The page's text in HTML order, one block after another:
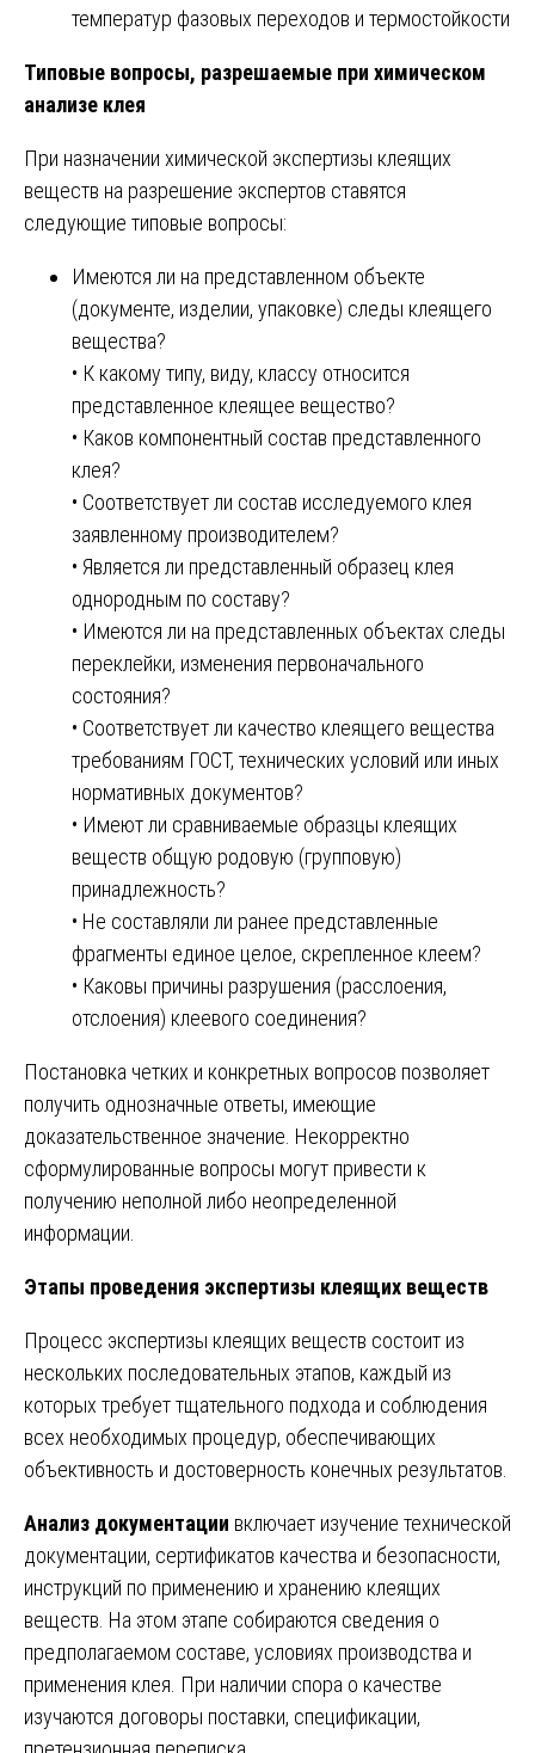
температур фазовых переходов и термостойкости
Типовые вопросы, разрешаемые при химическом
анализе клея
При назначении химической экспертизы клеящих
веществ на разрешение экспертов ставятся
следующие типовые вопросы:
Имеются ли на представленном объекте
(документе, изделии, упаковке) следы клеящего
вещества?
• К какому типу, виду, классу относится
представленное клеящее вещество?
• Каков компонентный состав представленного
клея?
• Соответствует ли состав исследуемого клея
заявленному производителем?
• Является ли представленный образец клея
однородным по составу?
• Имеются ли на представленных объектах следы
переклейки, изменения первоначального
состояния?
• Соответствует ли качество клеящего вещества
требованиям ГОСТ, технических условий или иных
нормативных документов?
• Имеют ли сравниваемые образцы клеящих
веществ общую родовую (групповую)
принадлежность?
• Не составляли ли ранее представленные
фрагменты единое целое, скрепленное клеем?
• Каковы причины разрушения (расслоения,
отслоения) клеевого соединения?
Постановка четких и конкретных вопросов позволяет
получить однозначные ответы, имеющие
доказательственное значение. Некорректно
сформулированные вопросы могут привести к
получению неполной либо неопределенной
информации.
Этапы проведения экспертизы клеящих веществ
Процесс экспертизы клеящих веществ состоит из
нескольких последовательных этапов, каждый из
которых требует тщательного подхода и соблюдения
всех необходимых процедур, обеспечивающих
объективность и достоверность конечных результатов.
Анализ документации включает изучение технической
документации, сертификатов качества и безопасности,
инструкций по применению и хранению клеящих
веществ. На этом этапе собираются сведения о
предполагаемом составе, условиях производства и
применения клея. При наличии спора о качестве
изучаются договоры поставки, спецификации,